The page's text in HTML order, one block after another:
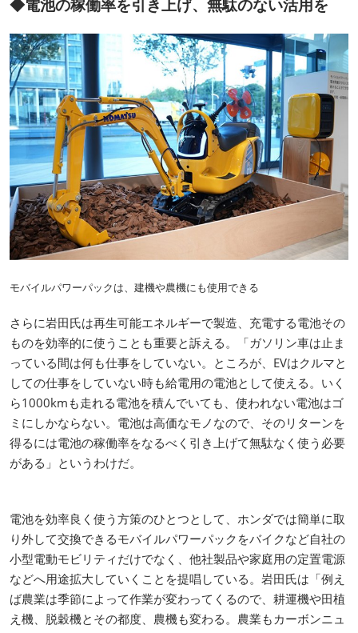
◆電池の稼働率を引き上げ、無駄のない活用を
モバイルパワーパックは、建機や農機にも使用できる
さらに岩田氏は再生可能エネルギーで製造、充電する電池その
ものを効率的に使うことも重要と訴える。「ガソリン車は止ま
っている間は何も仕事をしていない。ところが、EVはクルマと
しての仕事をしていない時も給電用の電池として使える。いく
ら1000kmも走れる電池を積んでいても、使われない電池はゴ
ミにしかならない。電池は高価なモノなので、そのリターンを
得るには電池の稼働率をなるべく引き上げて無駄なく使う必要
がある」というわけだ。
電池を効率良く使う方策のひとつとして、ホンダでは簡単に取
り外して交換できるモバイルパワーパックをバイクなど自社の
小型電動モビリティだけでなく、他社製品や家庭用の定置電源
などへ用途拡大していくことを提唱している。岩田氏は「例え
ば農業は季節によって作業が変わってくるので、耕運機や田植
え機、脱穀機とその都度、農機も変わる。農業もカーボンニュ